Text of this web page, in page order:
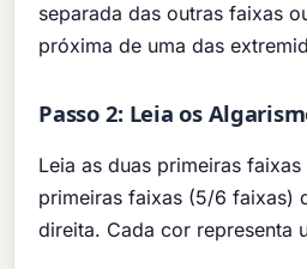
separada das outras faixas
próxima de uma das
Passo 2: Leia os
Leia as duas primeiras
primeiras faixas (5/6 faixas)
direita. Cada cor representa